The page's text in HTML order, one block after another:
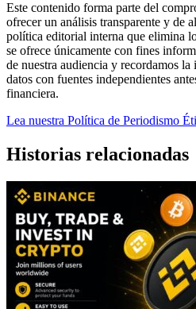
Este contenido forma parte del
ofrecer un análisis transparente y de
política editorial interna que elimina
se ofrece únicamente con fines
de nuestra audiencia y recordamos
datos con fuentes independientes
financiera.
Lea nuestra Política de Periodismo
Historias relacionadas